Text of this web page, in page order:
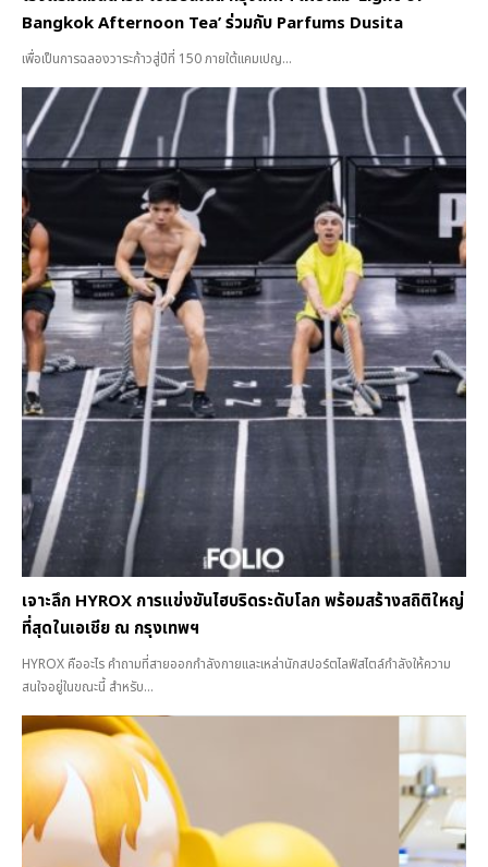
Bangkok Afternoon Tea’ ร่วมกับ Parfums Dusita
เพื่อเป็นการฉลองวาระก้าวสู่ปีที่ 150 ภายใต้แคมเปญ...
เจาะลึก HYROX การแข่งขันไฮบริดระดับโลก พร้อมสร้างสถิติใหญ่
ที่สุดในเอเชีย ณ กรุงเทพฯ
HYROX คืออะไร คำถามที่สายออกกำลังกายและเหล่านักสปอร์ตไลฟ์สไตล์กำลังให้ความ
สนใจอยู่ในขณะนี้ สำหรับ...